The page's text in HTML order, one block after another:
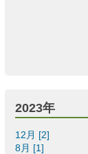
2023年
12月 [2]
8月 [1]